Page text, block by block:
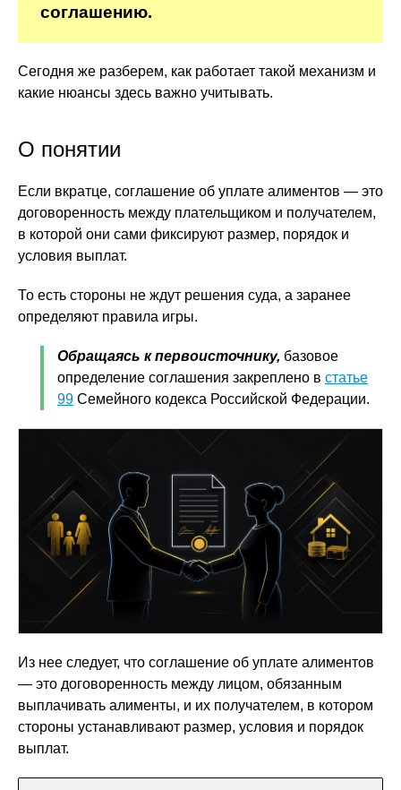
соглашению.
Сегодня же разберем, как работает такой механизм и
какие нюансы здесь важно учитывать.
О понятии
Если вкратце, соглашение об уплате алиментов — это
договоренность между плательщиком и получателем,
в которой они сами фиксируют размер, порядок и
условия выплат.
То есть стороны не ждут решения суда, а заранее
определяют правила игры.
Обращаясь к первоисточнику, базовое
определение соглашения закреплено в статье
99 Семейного кодекса Российской Федерации.
Из нее следует, что соглашение об уплате алиментов
— это договоренность между лицом, обязанным
выплачивать алименты, и их получателем, в котором
стороны устанавливают размер, условия и порядок
выплат.